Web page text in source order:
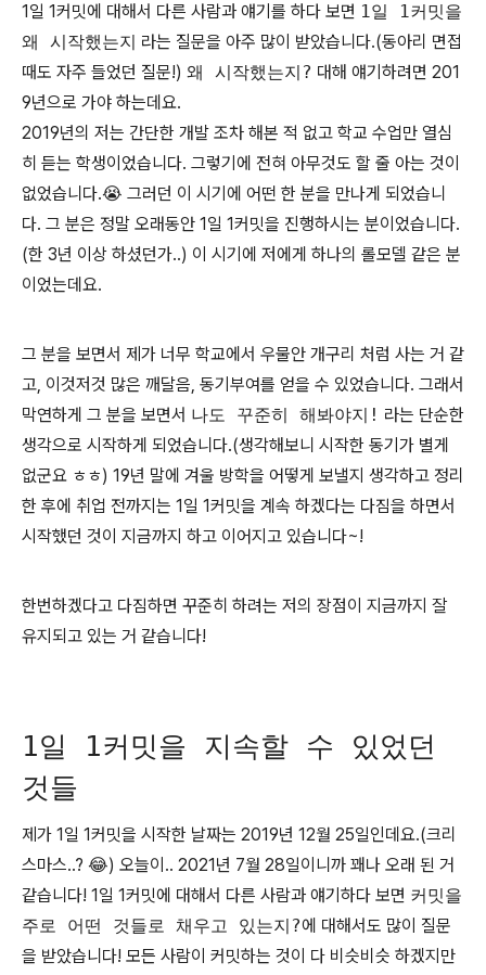
1일 1커밋에 대해서 다른 사람과 얘기를 하다 보면 1일 1커밋을
왜 시작했는지 라는 질문을 아주 많이 받았습니다.(동아리 면접
때도 자주 들었던 질문!) 왜 시작했는지? 대해 얘기하려면 201
9년으로 가야 하는데요.
2019년의 저는 간단한 개발 조차 해본 적 없고 학교 수업만 열심
히 듣는 학생이었습니다. 그렇기에 전혀 아무것도 할 줄 아는 것이
없었습니다.😭 그러던 이 시기에 어떤 한 분을 만나게 되었습니
다. 그 분은 정말 오래동안 1일 1커밋을 진행하시는 분이었습니다.
(한 3년 이상 하셨던가..) 이 시기에 저에게 하나의 롤모델 같은 분
이었는데요.
그 분을 보면서 제가 너무 학교에서 우물안 개구리 처럼 사는 거 같
고, 이것저것 많은 깨달음, 동기부여를 얻을 수 있었습니다. 그래서
막연하게 그 분을 보면서 나도 꾸준히 해봐야지! 라는 단순한
생각으로 시작하게 되었습니다.(생각해보니 시작한 동기가 별게
없군요 ㅎㅎ) 19년 말에 겨울 방학을 어떻게 보낼지 생각하고 정리
한 후에 취업 전까지는 1일 1커밋을 계속 하겠다는 다짐을 하면서
시작했던 것이 지금까지 하고 이어지고 있습니다~!
한번하겠다고 다짐하면 꾸준히 하려는 저의 장점이 지금까지 잘
유지되고 있는 거 같습니다!
1일 1커밋을 지속할 수 있었던
것들
제가 1일 1커밋을 시작한 날짜는 2019년 12월 25일인데요.(크리
스마스..? 😂) 오늘이.. 2021년 7월 28일이니까 꽤나 오래 된 거
같습니다! 1일 1커밋에 대해서 다른 사람과 얘기하다 보면 커밋을
주로 어떤 것들로 채우고 있는지?에 대해서도 많이 질문
을 받았습니다! 모든 사람이 커밋하는 것이 다 비슷비슷 하겠지만